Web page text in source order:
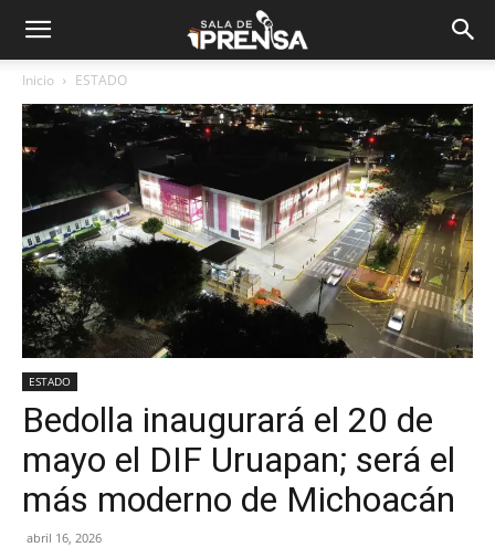
Inicio ESTADO
ESTADO
Bedolla inaugurará el 20 de
mayo el DIF Uruapan; será el
más moderno de Michoacán
abril 16, 2026